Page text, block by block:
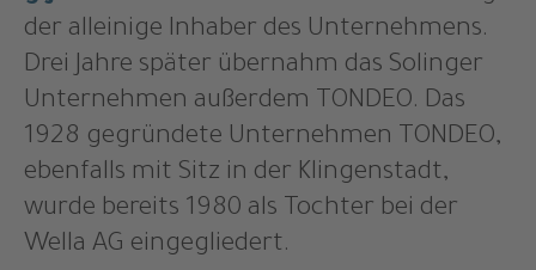
der alleinige Inhaber des Unternehmens.
Drei Jahre später übernahm das Solinger
Unternehmen außerdem TONDEO. Das
1928 gegründete Unternehmen TONDEO,
ebenfalls mit Sitz in der Klingenstadt,
wurde bereits 1980 als Tochter bei der
Wella AG eingegliedert.